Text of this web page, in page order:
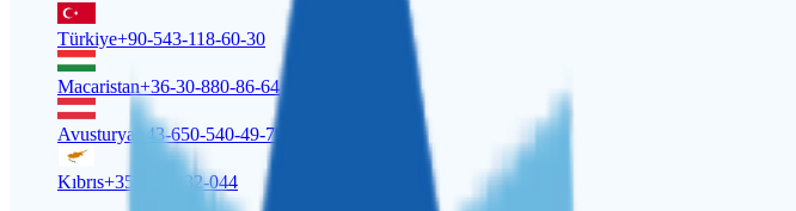
Türkiye+90-543-118-60-30
Macaristan+36-30-880-86-64
Avusturya +43-650-540-49-79
Kıbrıs+357-22-232-044